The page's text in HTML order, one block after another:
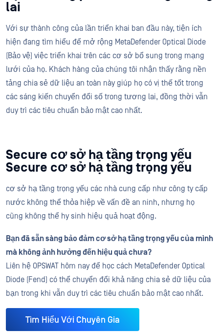
lai
Với sự thành công của lần triển khai ban đầu này, tiện ích
hiện đang tìm hiểu để mở rộng MetaDefender Optical Diode
(Bảo vệ) việc triển khai trên các cơ sở bổ sung trong mạng
lưới của họ. Khách hàng của chúng tôi nhận thấy rằng nền
tảng chia sẻ dữ liệu an toàn này giúp họ có vị thế tốt trong
các sáng kiến chuyển đổi số trong tương lai, đồng thời vẫn
duy trì các tiêu chuẩn bảo mật cao nhất.
Secure cơ sở hạ tầng trọng yếu
Secure cơ sở hạ tầng trọng yếu
cơ sở hạ tầng trọng yếu các nhà cung cấp như công ty cấp
nước không thể thỏa hiệp về vấn đề an ninh, nhưng họ
cũng không thể hy sinh hiệu quả hoạt động.
Bạn đã sẵn sàng bảo đảm cơ sở hạ tầng trọng yếu của mình
mà không ảnh hưởng đến hiệu quả chưa?
Liên hệ OPSWAT hôm nay để học cách MetaDefender Optical
Diode (Fend) có thể chuyển đổi khả năng chia sẻ dữ liệu của
bạn trong khi vẫn duy trì các tiêu chuẩn bảo mật cao nhất.
Tìm Hiểu Với Chuyên Gia